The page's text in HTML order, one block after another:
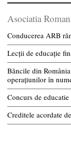
Asociatia
Conducerea ARB
Lecții de educație
Băncile din
operațiunilor în
Concurs de
Creditele acordate